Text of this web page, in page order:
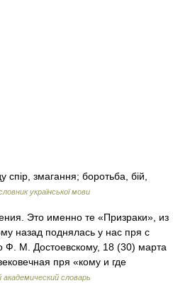
спір, змагання; боротьба, бій,
української мови
Это именно те «Призраки», из
назад поднялась у нас пря с
Ф. М. Достоевскому, 18 (30) марта
пря «кому и где
словарь